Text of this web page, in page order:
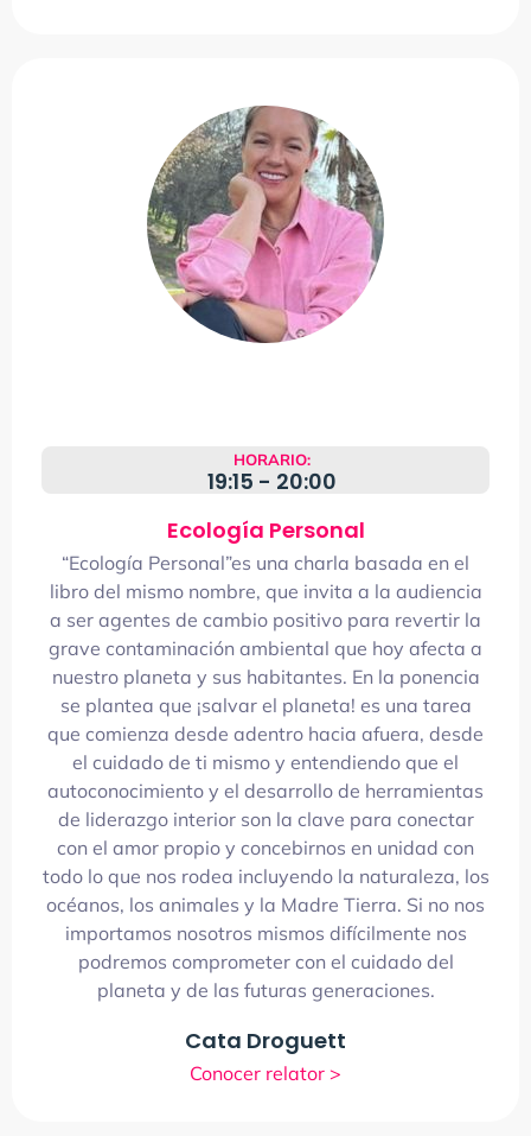
HORARIO:
19:15 - 20:00
Ecología Personal
“Ecología Personal”es una charla basada en el
libro del mismo nombre, que invita a la audiencia
a ser agentes de cambio positivo para revertir la
grave contaminación ambiental que hoy afecta a
nuestro planeta y sus habitantes. En la ponencia
se plantea que ¡salvar el planeta! es una tarea
que comienza desde adentro hacia afuera, desde
el cuidado de ti mismo y entendiendo que el
autoconocimiento y el desarrollo de herramientas
de liderazgo interior son la clave para conectar
con el amor propio y concebirnos en unidad con
todo lo que nos rodea incluyendo la naturaleza, los
océanos, los animales y la Madre Tierra. Si no nos
importamos nosotros mismos difícilmente nos
podremos comprometer con el cuidado del
planeta y de las futuras generaciones.
Cata Droguett
Conocer relator >